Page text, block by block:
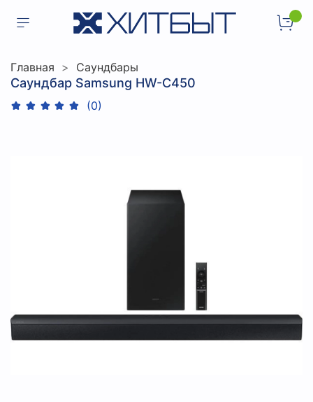
Главная Саундбары
Саундбар Samsung HW-C450
(0)